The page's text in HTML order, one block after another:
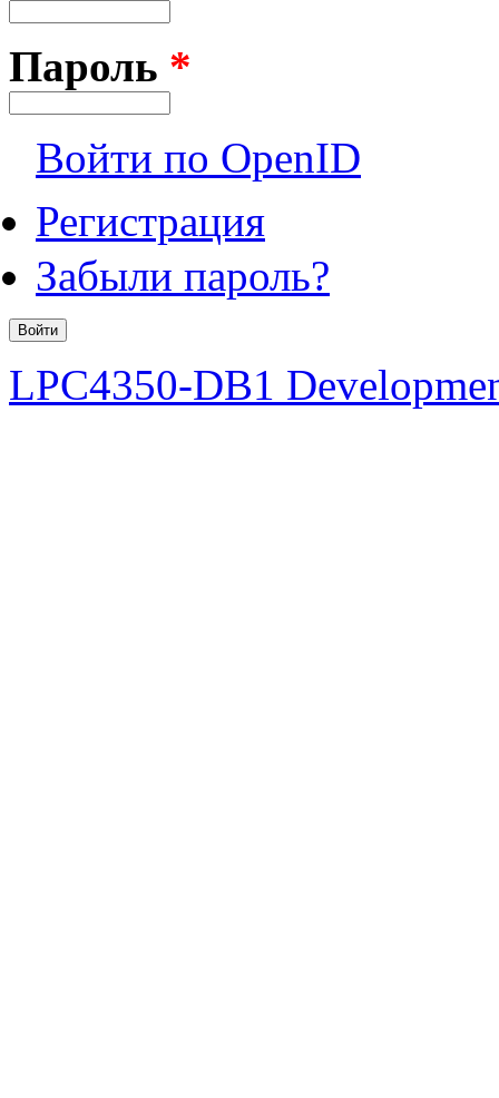
Пароль *
Войти по OpenID
Регистрация
Забыли пароль?
LPC4350-DB1